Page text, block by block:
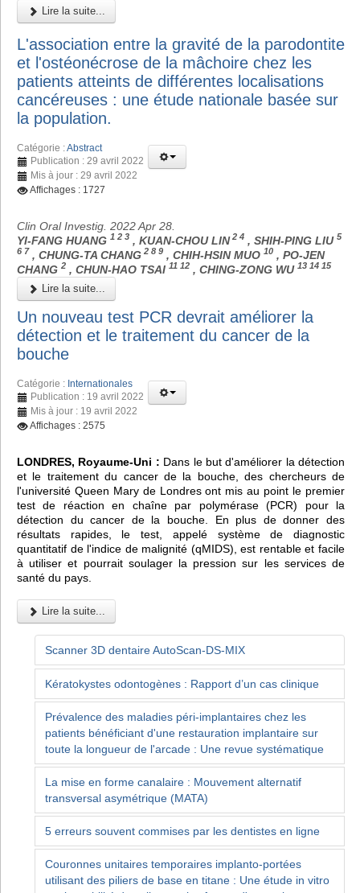
Lire la suite...
L'association entre la gravité de la parodontite
et l'ostéonécrose de la mâchoire chez les
patients atteints de différentes localisations
cancéreuses : une étude nationale basée sur
la population.
Catégorie :Abstract
Publication : 29 avril 2022
Mis à jour : 29 avril 2022
Affichages : 1727
Clin Oral Investig. 2022 Apr 28.
YI-FANG HUANG 1 2 3 , KUAN-CHOU LIN2 4 , SHIH-PING LIU 5
6 7 , CHUNG-TA CHANG 2 8 9 , CHIH-HSIN MUO 10 , PO-JEN
CHANG 2 , CHUN-HAO TSAI 11 12 , CHING-ZONG WU 13 14 15
Lire la suite...
Un nouveau test PCR devrait améliorer la
détection et le traitement du cancer de la
bouche
Catégorie : Internationales
Publication : 19 avril 2022
Mis à jour : 19 avril 2022
Affichages : 2575
LONDRES, Royaume-Uni : Dans le but d'améliorer la détection
et le traitement du cancer de la bouche, des chercheurs de
l'université Queen Mary de Londres ont mis au point le premier
test de réaction en chaîne par polymérase (PCR) pour la
détection du cancer de la bouche. En plus de donner des
résultats rapides, le test, appelé système de diagnostic
quantitatif de l'indice de malignité (qMIDS), est rentable et facile
à utiliser et pourrait soulager la pression sur les services de
santé du pays.
Lire la suite...
Scanner 3D dentaire AutoScan-DS-MIX
Kératokystes odontogènes : Rapport d’un cas clinique
Prévalence des maladies péri-implantaires chez les
patients bénéficiant d'une restauration implantaire sur
toute la longueur de l'arcade : Une revue systématique
La mise en forme canalaire : Mouvement alternatif
transversal asymétrique (MATA)
5 erreurs souvent commises par les dentistes en ligne
Couronnes unitaires temporaires implanto-portées
utilisant des piliers de base en titane : Une étude in vitro